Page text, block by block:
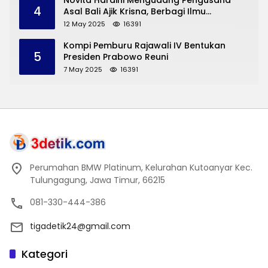
4
Asal Bali Ajik Krisna, Berbagi Ilmu
Pengembangan Pariwisata dan UMKM
12 May 2025 16391
5
Kompi Pemburu Rajawali IV Bentukan
Presiden Prabowo Reuni
7 May 2025 16391
Perumahan BMW Platinum, Kelurahan Kutoanyar Kec.
Tulungagung, Jawa Timur, 66215
081-330-444-386
tigadetik24@gmail.com
Kategori